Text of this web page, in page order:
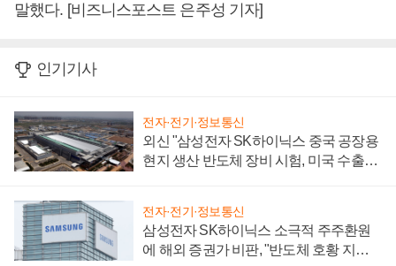
말했다. [비즈니스포스트 은주성 기자]
인기기사
전자·전기·정보통신
외신 "삼성전자 SK하이닉스 중국 공장용
현지 생산 반도체 장비 시험, 미국 수출통
전자·전기·정보통신
삼성전자 SK하이닉스 소극적 주주환원
에 해외 증권가 비판, "반도체 호황 지속